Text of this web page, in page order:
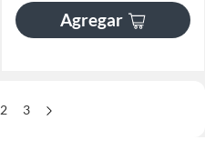
Agregar
2 3